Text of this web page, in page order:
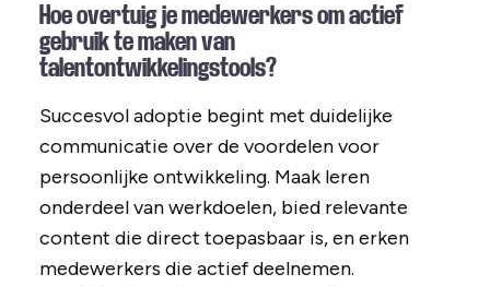
Hoe overtuig je medewerkers om actief
gebruik te maken van
talentontwikkelingstools?
Succesvol adoptie begint met duidelijke
communicatie over de voordelen voor
persoonlijke ontwikkeling. Maak leren
onderdeel van werkdoelen, bied relevante
content die direct toepasbaar is, en erken
medewerkers die actief deelnemen.